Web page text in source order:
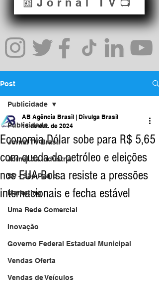
Post
Publicidade
Jornal TV Brasil
Jornal da Indústria
SP - São Paulo
Marketing
Uma Rede Comercial
Inovação
Governo Federal Estadual Municipal
Vendas Oferta
Vendas de Veículos
Publicidade
Economia Dólar sobe para R$ 5,65
com queda do petróleo e eleições
nos EUA Bolsa resiste a pressões
internacionais e fecha estável
AB Agência Brasil | Divulga Brasil
15 de out. de 2024